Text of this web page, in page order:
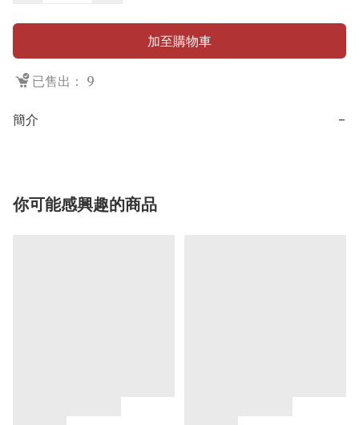
加至購物車
已售出： 9
簡介 −
你可能感興趣的商品